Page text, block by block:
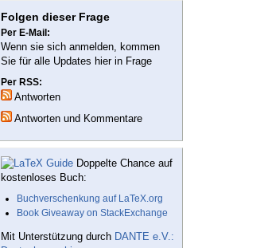
Folgen dieser Frage
Per E-Mail:
Wenn sie sich anmelden, kommen
Sie für alle Updates hier in Frage
Per RSS:
Antworten
Antworten und Kommentare
Doppelte Chance auf
kostenloses Buch:
Buchverschenkung auf LaTeX.org
Book Giveaway on StackExchange
Mit Unterstützung durch DANTE e.V.: